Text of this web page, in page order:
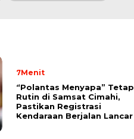
7Menit
“Polantas Menyapa” Tetap
Rutin di Samsat Cimahi,
Pastikan Registrasi
Kendaraan Berjalan Lancar